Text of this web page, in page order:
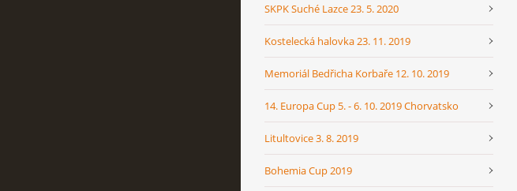
SKPK Suché Lazce 23. 5. 2020
Kostelecká halovka 23. 11. 2019
Memoriál Bedřicha Korbaře 12. 10. 2019
14. Europa Cup 5. - 6. 10. 2019 Chorvatsko
Litultovice 3. 8. 2019
Bohemia Cup 2019